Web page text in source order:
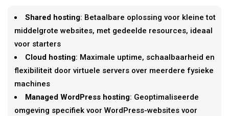
Shared hosting: Betaalbare oplossing voor kleine tot
middelgrote websites, met gedeelde resources, ideaal
voor starters
Cloud hosting: Maximale uptime, schaalbaarheid en
flexibiliteit door virtuele servers over meerdere fysieke
machines
Managed WordPress hosting: Geoptimaliseerde
omgeving specifiek voor WordPress-websites voor